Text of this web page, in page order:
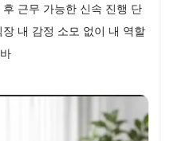
근무 가능한 신속 진행 단
내 감정 소모 없이 내 역할